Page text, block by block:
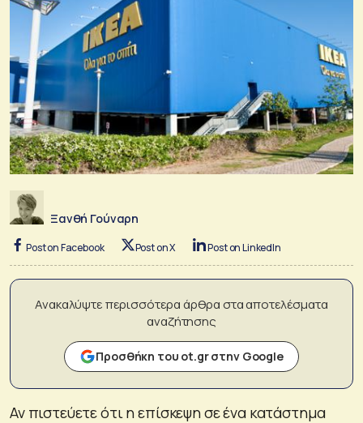
Ξανθή Γούναρη
Post on Facebook Post on X Post on LinkedIn
Ανακαλύψτε περισσότερα άρθρα στα αποτελέσματα
αναζήτησης
Προσθήκη του ot.gr στην Google
Αν πιστεύετε ότι η επίσκεψη σε ένα κατάστημα